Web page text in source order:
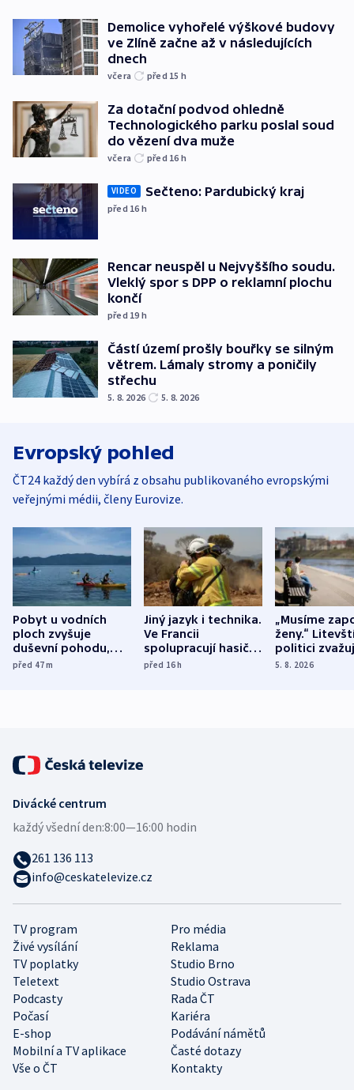
Demolice vyhořelé výškové budovy
ve Zlíně začne až v následujících
dnech
včera před 15 h
Za dotační podvod ohledně
Technologického parku poslal soud
do vězení dva muže
včera před 16 h
VIDEO Sečteno: Pardubický kraj
před 16 h
Rencar neuspěl u Nejvyššího soudu.
Vleklý spor s DPP o reklamní plochu
končí
před 19 h
Částí území prošly bouřky se silným
větrem. Lámaly stromy a poničily
střechu
5. 8. 2026 5. 8. 2026
Evropský pohled
ČT24 každý den vybírá z obsahu publikovaného evropskými
veřejnými médii, členy Eurovize.
Pobyt u vodních
ploch zvyšuje
duševní pohodu,
ukázala
před 47m
Jiný jazyk i technika.
Ve Francii
spolupracují hasiči z
různých zemí
před 16h
„Musíme
ženy.“
politici
dohodu o
5. 8. 2026
TV program
Pro média
Živé vysílání
Reklama
TV poplatky
Studio Brno
Teletext
Studio Ostrava
Podcasty
Rada ČT
Počasí
Kariéra
E-shop
Podávání námětů
Mobilní a TV aplikace
Časté dotazy
Vše o ČT
Kontakty
Divácké centrum
každý všední den:8:00—16:00 hodin
261 136 113
info@ceskatelevize.cz